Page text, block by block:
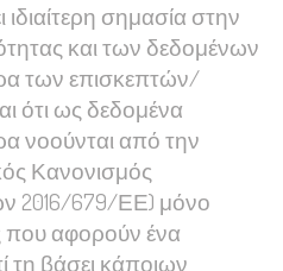
ιδιαίτερη σημασία στην
και των δεδομένων
των επισκεπτών/
ότι ως δεδομένα
νοούνται από την
Κανονισμός
2016/679/ΕΕ) μόνο
που αφορούν ένα
τη βάσει κάποιων
Necessary